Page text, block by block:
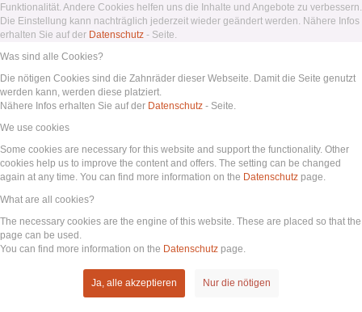
Funktionalität. Andere Cookies helfen uns die Inhalte und Angebote zu verbessern.
Die Einstellung kann nachträglich jederzeit wieder geändert werden. Nähere Infos
erhalten Sie auf der Datenschutz - Seite.
Was sind alle Cookies?
Die nötigen Cookies sind die Zahnräder dieser Webseite. Damit die Seite genutzt
werden kann, werden diese platziert.
Nähere Infos erhalten Sie auf der Datenschutz - Seite.
We use cookies
Some cookies are necessary for this website and support the functionality. Other
cookies help us to improve the content and offers. The setting can be changed
again at any time. You can find more information on the Datenschutz page.
What are all cookies?
The necessary cookies are the engine of this website. These are placed so that the
page can be used.
You can find more information on the Datenschutz page.
Ja, alle akzeptieren Nur die nötigen